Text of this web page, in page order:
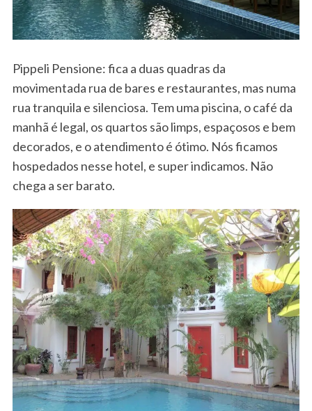
Pippeli Pensione: fica a duas quadras da
movimentada rua de bares e restaurantes, mas numa
rua tranquila e silenciosa. Tem uma piscina, o café da
manhã é legal, os quartos são limps, espaçosos e bem
decorados, e o atendimento é ótimo. Nós ficamos
hospedados nesse hotel, e super indicamos. Não
chega a ser barato.